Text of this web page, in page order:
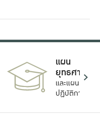
แผน
ยุทธศาสตร์
และแผน
ปฏิบัติการ